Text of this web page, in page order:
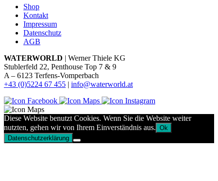
Shop
Kontakt
Impressum
Datenschutz
AGB
WATERWORLD | Werner Thiele KG
Stublerfeld 22, Penthouse Top 7 & 9
A – 6123 Terfens-Vomperbach
+43 (0)5224 67 455 | info@waterworld.at
Diese Website benutzt Cookies. Wenn Sie die Website weiter
nutzten, gehen wir von Ihrem Einverständnis aus. Ok
Datenschutzerklärung